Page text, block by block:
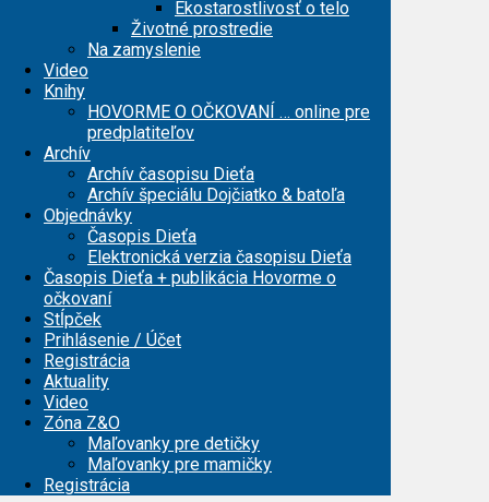
Ekostarostlivosť o telo
Životné prostredie
Na zamyslenie
Video
Knihy
HOVORME O OČKOVANÍ … online pre
predplatiteľov
Archív
Archív časopisu Dieťa
Archív špeciálu Dojčiatko & batoľa
Objednávky
Časopis Dieťa
Elektronická verzia časopisu Dieťa
Časopis Dieťa + publikácia Hovorme o
očkovaní
Stĺpček
Prihlásenie / Účet
Registrácia
Aktuality
Video
Zóna Z&O
Maľovanky pre detičky
Maľovanky pre mamičky
Registrácia